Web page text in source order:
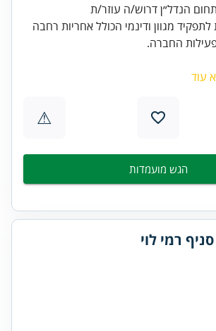
הנדל״ן דרוש/ה עוזר/ת
מגוון ודינמי הכולל אחריות רחבה
החברה.
עוד
⚠
הגש מועמדות
רמי לוי